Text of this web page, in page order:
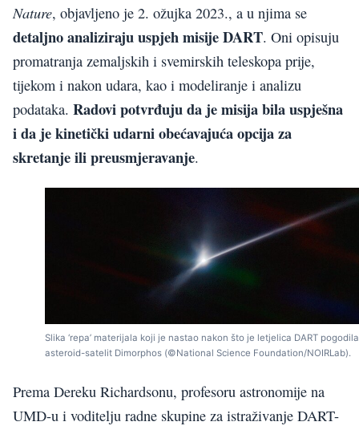
Nature, objavljeno je 2. ožujka 2023., a u njima se
detaljno analiziraju uspjeh misije DART. Oni opisuju
promatranja zemaljskih i svemirskih teleskopa prije,
tijekom i nakon udara, kao i modeliranje i analizu
podataka. Radovi potvrđuju da je misija bila uspješna
i da je kinetički udarni obećavajuća opcija za
skretanje ili preusmjeravanje.
Slika ‘repa’ materijala koji je nastao nakon što je letjelica DART pogodila
asteroid-satelit Dimorphos (©National Science Foundation/NOIRLab).
Prema Dereku Richardsonu, profesoru astronomije na
UMD-u i voditelju radne skupine za istraživanje DART-